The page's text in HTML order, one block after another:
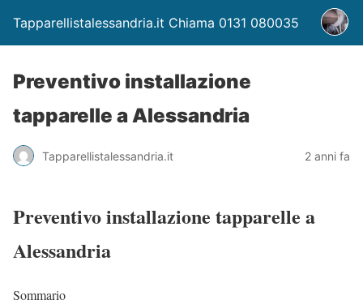
Tapparellistalessandria.it Chiama 0131 080035
Preventivo installazione
tapparelle a Alessandria
Tapparellistalessandria.it 2 anni fa
Preventivo installazione tapparelle a
Alessandria
Sommario